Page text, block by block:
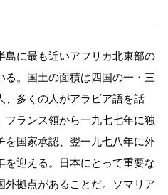
に最も近いアフリカ北東部の
る。国土の面積は四国の一・三
、多くの人がアラビア語を話
フランス領から一九七七年に独
を国家承認、翌一九七八年に外
迎える。日本にとって重要な
拠点があることだ。ソマリア